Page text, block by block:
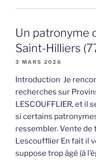
Un patronyme
Saint-Hilliers
3 MARS 2026
Introduction Je
recherches sur
LESCOUFFLIER, et il
si certains
ressembler. Vente de
Lescoufflier En fait il
suppose trop âgé (à